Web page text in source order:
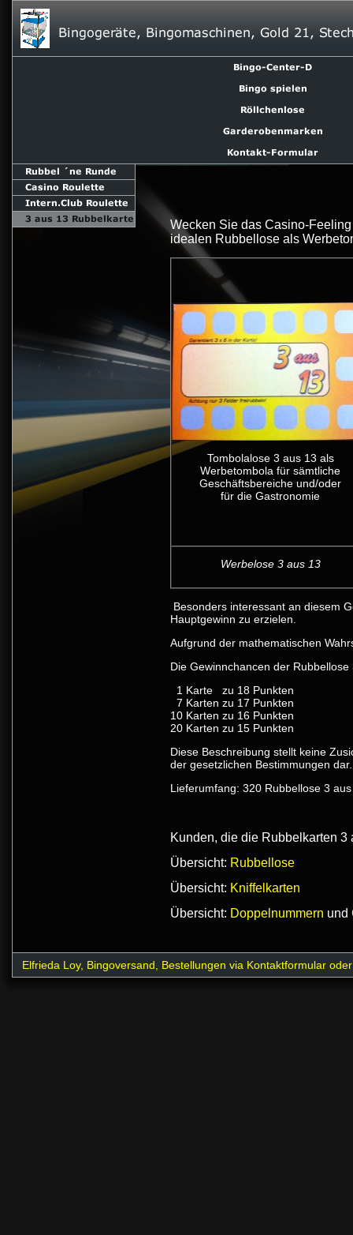
Wecken Sie das Casino-
idealen Rubbellose als
Tombolalose 3 aus 13 als
Werbetombola für sämtliche
Geschäftsbereiche und/oder
für die Gastronomie
Werbelose 3 aus 13
Besonders interessant an diesem
Hauptgewinn zu erzielen.
Aufgrund der mathematischen
Die Gewinnchancen der
1 Karte zu 18 Punkten
7 Karten zu 17 Punkten
10 Karten zu 16 Punkten
20 Karten zu 15 Punkten
Diese Beschreibung stellt keine
der gesetzlichen Bestimmungen
Lieferumfang: 320 Rubbellose 3
Kunden, die die Rubbelkarten
Übersicht: Rubbellose
Übersicht: Kniffelkarten
Übersicht: Doppelnummern und
Elfrieda Loy, Bingoversand, Bestellungen via Kontaktformular